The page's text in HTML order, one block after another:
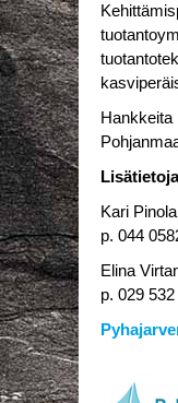
Hankkeita
Kari
p. 044
Elina
p. 029